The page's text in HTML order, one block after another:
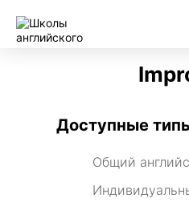
Доступные
Общий